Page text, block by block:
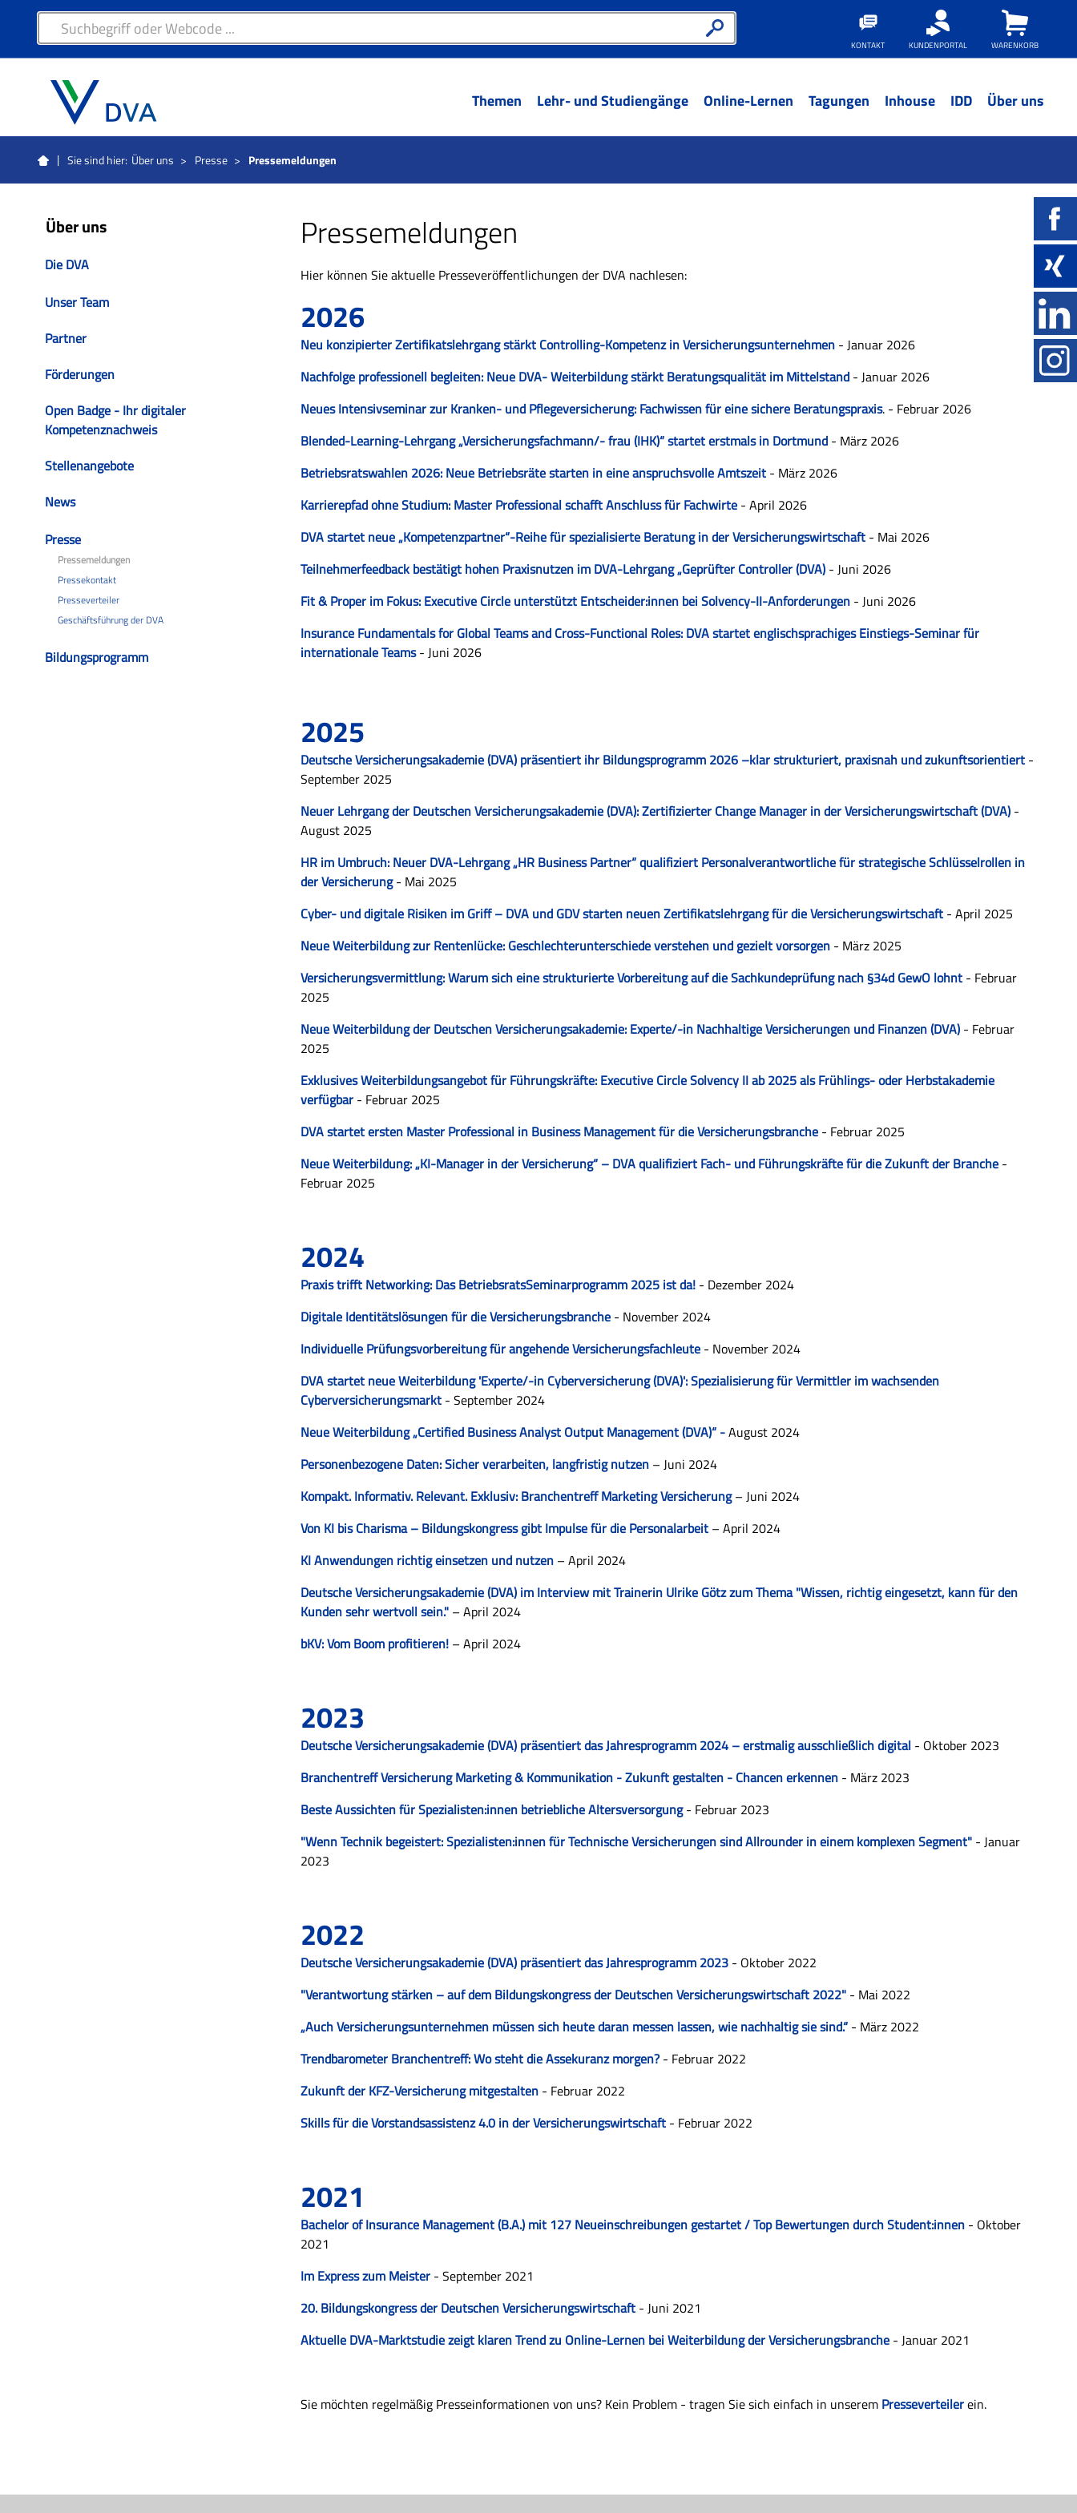
KONTAKT KUNDENPORTAL WARENKORB
Themen Lehr- und Studiengänge Online-Lernen Tagungen Inhouse IDD Über uns
Sie sind hier: Über uns > Presse > Pressemeldungen
Über uns
Die DVA
Unser Team
Partner
Förderungen
Open Badge - Ihr digitaler
Kompetenznachweis
Stellenangebote
News
Presse
Pressemeldungen
Pressekontakt
Presseverteiler
Geschäftsführung der DVA
Bildungsprogramm
Pressemeldungen
Hier können Sie aktuelle Presseveröffentlichungen der DVA nachlesen:
2026
Neu konzipierter Zertifikatslehrgang stärkt Controlling-Kompetenz in Versicherungsunternehmen - Januar 2026
Nachfolge professionell begleiten: Neue DVA- Weiterbildung stärkt Beratungsqualität im Mittelstand - Januar 2026
Neues Intensivseminar zur Kranken- und Pflegeversicherung: Fachwissen für eine sichere Beratungspraxis. - Februar 2026
Blended-Learning-Lehrgang „Versicherungsfachmann/- frau (IHK)“ startet erstmals in Dortmund - März 2026
Betriebsratswahlen 2026: Neue Betriebsräte starten in eine anspruchsvolle Amtszeit - März 2026
Karrierepfad ohne Studium: Master Professional schafft Anschluss für Fachwirte - April 2026
DVA startet neue „Kompetenzpartner“-Reihe für spezialisierte Beratung in der Versicherungswirtschaft - Mai 2026
Teilnehmerfeedback bestätigt hohen Praxisnutzen im DVA-Lehrgang „Geprüfter Controller (DVA) - Juni 2026
Fit & Proper im Fokus: Executive Circle unterstützt Entscheider:innen bei Solvency-II-Anforderungen - Juni 2026
Insurance Fundamentals for Global Teams and Cross-Functional Roles: DVA startet englischsprachiges Einstiegs-Seminar für
internationale Teams- Juni 2026
2025
Deutsche Versicherungsakademie (DVA) präsentiert ihr Bildungsprogramm 2026 –klar strukturiert, praxisnah und zukunftsorientiert -
September 2025
Neuer Lehrgang der Deutschen Versicherungsakademie (DVA): Zertifizierter Change Manager in der Versicherungswirtschaft (DVA) -
August 2025
HR im Umbruch: Neuer DVA-Lehrgang „HR Business Partner“ qualifiziert Personalverantwortliche für strategische Schlüsselrollen in
der Versicherung- Mai 2025
Cyber- und digitale Risiken im Griff – DVA und GDV starten neuen Zertifikatslehrgang für die Versicherungswirtschaft - April 2025
Neue Weiterbildung zur Rentenlücke: Geschlechterunterschiede verstehen und gezielt vorsorgen - März 2025
Versicherungsvermittlung: Warum sich eine strukturierte Vorbereitung auf die Sachkundeprüfung nach §34d GewO lohnt - Februar
2025
Neue Weiterbildung der Deutschen Versicherungsakademie: Experte/-in Nachhaltige Versicherungen und Finanzen (DVA) - Februar
2025
Exklusives Weiterbildungsangebot für Führungskräfte: Executive Circle Solvency II ab 2025 als Frühlings- oder Herbstakademie
verfügbar - Februar 2025
DVA startet ersten Master Professional in Business Management für die Versicherungsbranche - Februar 2025
Neue Weiterbildung: „KI-Manager in der Versicherung“ – DVA qualifiziert Fach- und Führungskräfte für die Zukunft der Branche -
Februar 2025
2024
Praxis trifft Networking: Das BetriebsratsSeminarprogramm 2025 ist da! - Dezember 2024
Digitale Identitätslösungen für die Versicherungsbranche - November 2024
Individuelle Prüfungsvorbereitung für angehende Versicherungsfachleute - November 2024
DVA startet neue Weiterbildung 'Experte/-in Cyberversicherung (DVA)': Spezialisierung für Vermittler im wachsenden
Cyberversicherungsmarkt - September 2024
Neue Weiterbildung „Certified Business Analyst Output Management (DVA)“ -August 2024
Personenbezogene Daten: Sicher verarbeiten, langfristig nutzen – Juni 2024
Kompakt. Informativ. Relevant. Exklusiv: Branchentreff Marketing Versicherung– Juni 2024
Von KI bis Charisma – Bildungskongress gibt Impulse für die Personalarbeit – April 2024
KI Anwendungen richtig einsetzen und nutzen – April 2024
Deutsche Versicherungsakademie (DVA) im Interview mit Trainerin Ulrike Götz zum Thema "Wissen, richtig eingesetzt, kann für den
Kunden sehr wertvoll sein." – April 2024
bKV: Vom Boom profitieren! – April 2024
2023
Deutsche Versicherungsakademie (DVA) präsentiert das Jahresprogramm 2024 – erstmalig ausschließlich digital - Oktober 2023
Branchentreff Versicherung Marketing & Kommunikation - Zukunft gestalten - Chancen erkennen - März 2023
Beste Aussichten für Spezialisten:innen betriebliche Altersversorgung- Februar 2023
"Wenn Technik begeistert: Spezialisten:innen für Technische Versicherungen sind Allrounder in einem komplexen Segment" - Januar
2023
2022
Deutsche Versicherungsakademie (DVA) präsentiert das Jahresprogramm 2023 - Oktober 2022
"Verantwortung stärken – auf dem Bildungskongress der Deutschen Versicherungswirtschaft 2022" - Mai 2022
„Auch Versicherungsunternehmen müssen sich heute daran messen lassen, wie nachhaltig sie sind.“ - März 2022
Trendbarometer Branchentreff: Wo steht die Assekuranz morgen?- Februar 2022
Zukunft der KFZ-Versicherung mitgestalten - Februar 2022
Skills für die Vorstandsassistenz 4.0 in der Versicherungswirtschaft - Februar 2022
2021
Bachelor of Insurance Management (B.A.) mit 127 Neueinschreibungen gestartet / Top Bewertungen durch Student:innen - Oktober
2021
Im Express zum Meister - September 2021
20. Bildungskongress der Deutschen Versicherungswirtschaft - Juni 2021
Aktuelle DVA-Marktstudie zeigt klaren Trend zu Online-Lernen bei Weiterbildung der Versicherungsbranche - Januar 2021
Sie möchten regelmäßig Presseinformationen von uns? Kein Problem - tragen Sie sich einfach in unserem Presseverteilerein.